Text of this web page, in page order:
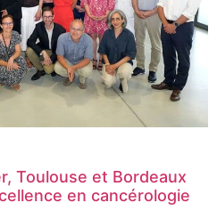
Toulouse et Bordeaux
en cancérologie